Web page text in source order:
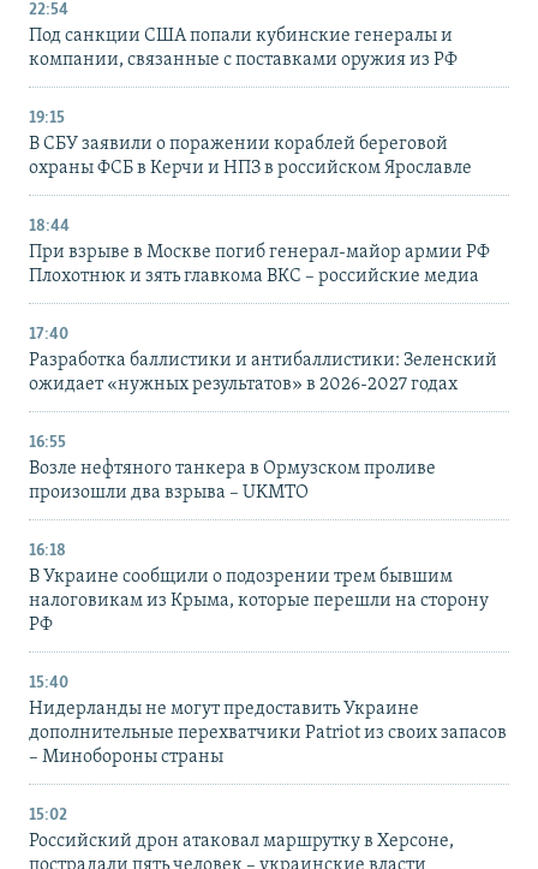
22:54
Под санкции США попали кубинские генералы и
компании, связанные с поставками оружия из РФ
19:15
В СБУ заявили о поражении кораблей береговой
охраны ФСБ в Керчи и НПЗ в российском Ярославле
18:44
При взрыве в Москве погиб генерал-майор армии РФ
Плохотнюк и зять главкома ВКС – российские медиа
17:40
Разработка баллистики и антибаллистики: Зеленский
ожидает «нужных результатов» в 2026-2027 годах
16:55
Возле нефтяного танкера в Ормузском проливе
произошли два взрыва – UKMTO
16:18
В Украине сообщили о подозрении трем бывшим
налоговикам из Крыма, которые перешли на сторону
РФ
15:40
Нидерланды не могут предоставить Украине
дополнительные перехватчики Patriot из своих запасов
– Минобороны страны
15:02
Российский дрон атаковал маршрутку в Херсоне,